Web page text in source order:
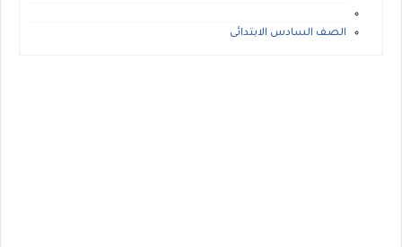
الصف السادس الابتدائى